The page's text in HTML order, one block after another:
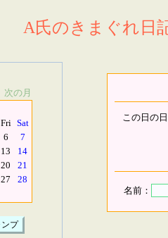
A氏のきまぐれ日
次の月
Fri Sat
6
7
13
14
20
21
27 28
この日の
名前：